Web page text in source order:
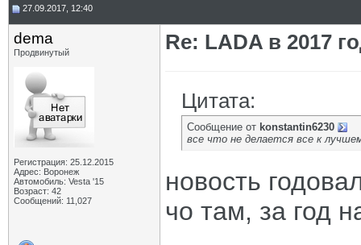
27.09.2017, 12:40
dema
Продвинутый
Регистрация: 25.12.2015
Адрес: Воронеж
Автомобиль: Vesta '15
Возраст: 42
Сообщений: 11,027
Re: LADA в 2017
Цитата:
Сообщение от konstantin6230
все что не делается все к
новость
чо там, за год